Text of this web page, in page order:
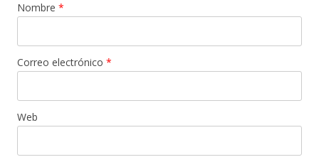
Nombre *
Correo electrónico *
Web